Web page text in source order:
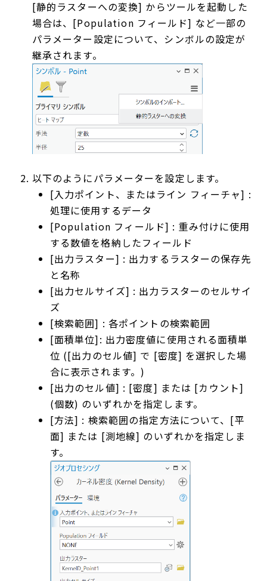
[静的ラスターへの変換] からツールを起動した
場合は、[Population フィールド] など一部の
パラメーター設定について、シンボルの設定が
継承されます。
以下のようにパラメーターを設定します。
[入力ポイント、またはライン フィーチャ] :
処理に使用するデータ
[Population フィールド] : 重み付けに使用
する数値を格納したフィールド
[出力ラスター] : 出力するラスターの保存先
と名称
[出力セルサイズ] : 出力ラスターのセルサイ
ズ
[検索範囲] : 各ポイントの検索範囲
[面積単位]: 出力密度値に使用される面積単
位 ([出力のセル値] で [密度] を選択した場
合に表示されます。)
[出力のセル値] : [密度] または [カウント]
(個数) のいずれかを指定します。
[方法] : 検索範囲の指定方法について、[平
面] または [測地線] のいずれかを指定しま
す。